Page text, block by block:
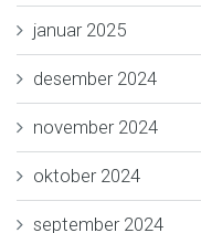
januar 2025
desember 2024
november 2024
oktober 2024
september 2024